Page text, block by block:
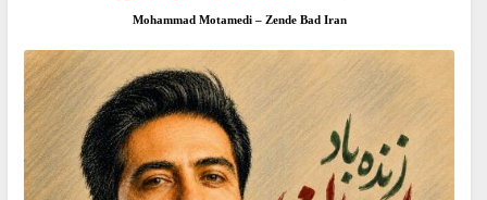
Mohammad Motamedi – Zende Bad Iran